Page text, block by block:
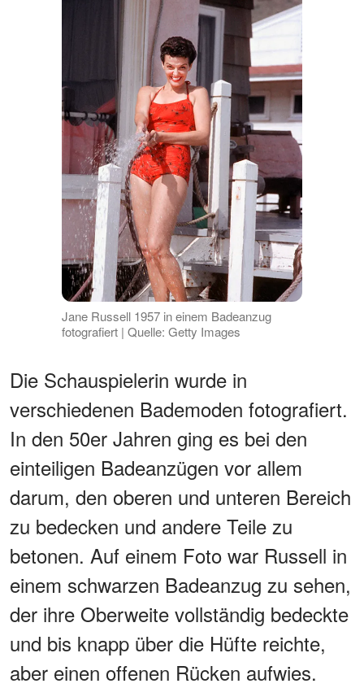
Jane Russell 1957 in einem Badeanzug
fotografiert | Quelle: Getty Images
Die Schauspielerin wurde in
verschiedenen Bademoden fotografiert.
In den 50er Jahren ging es bei den
einteiligen Badeanzügen vor allem
darum, den oberen und unteren Bereich
zu bedecken und andere Teile zu
betonen. Auf einem Foto war Russell in
einem schwarzen Badeanzug zu sehen,
der ihre Oberweite vollständig bedeckte
und bis knapp über die Hüfte reichte,
aber einen offenen Rücken aufwies.